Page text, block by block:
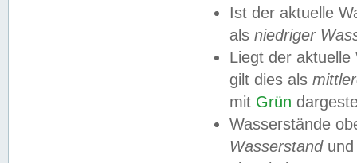
Ist der aktuelle
als niedriger
Liegt der
gilt dies als
mit Grün
Wasserstände
Wasserstandund